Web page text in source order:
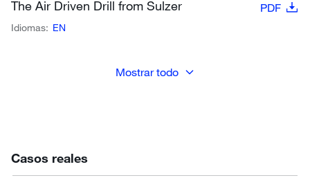
The Air Driven Drill from Sulzer PDF
Idiomas: EN
Mostrar todo
Casos reales